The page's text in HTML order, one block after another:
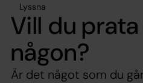
Lyssna
Vill du
någon?
Är det något som du